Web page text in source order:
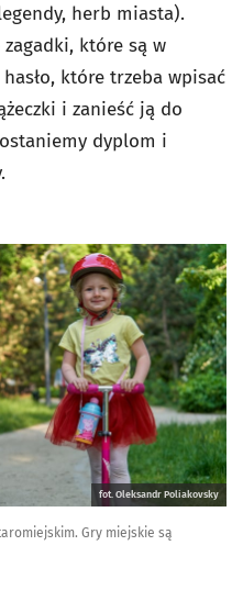
herb miasta).
które są w
które trzeba wpisać
i zanieść ją do
dyplom i
fot. Oleksandr Poliakovsky
Gry miejskie są